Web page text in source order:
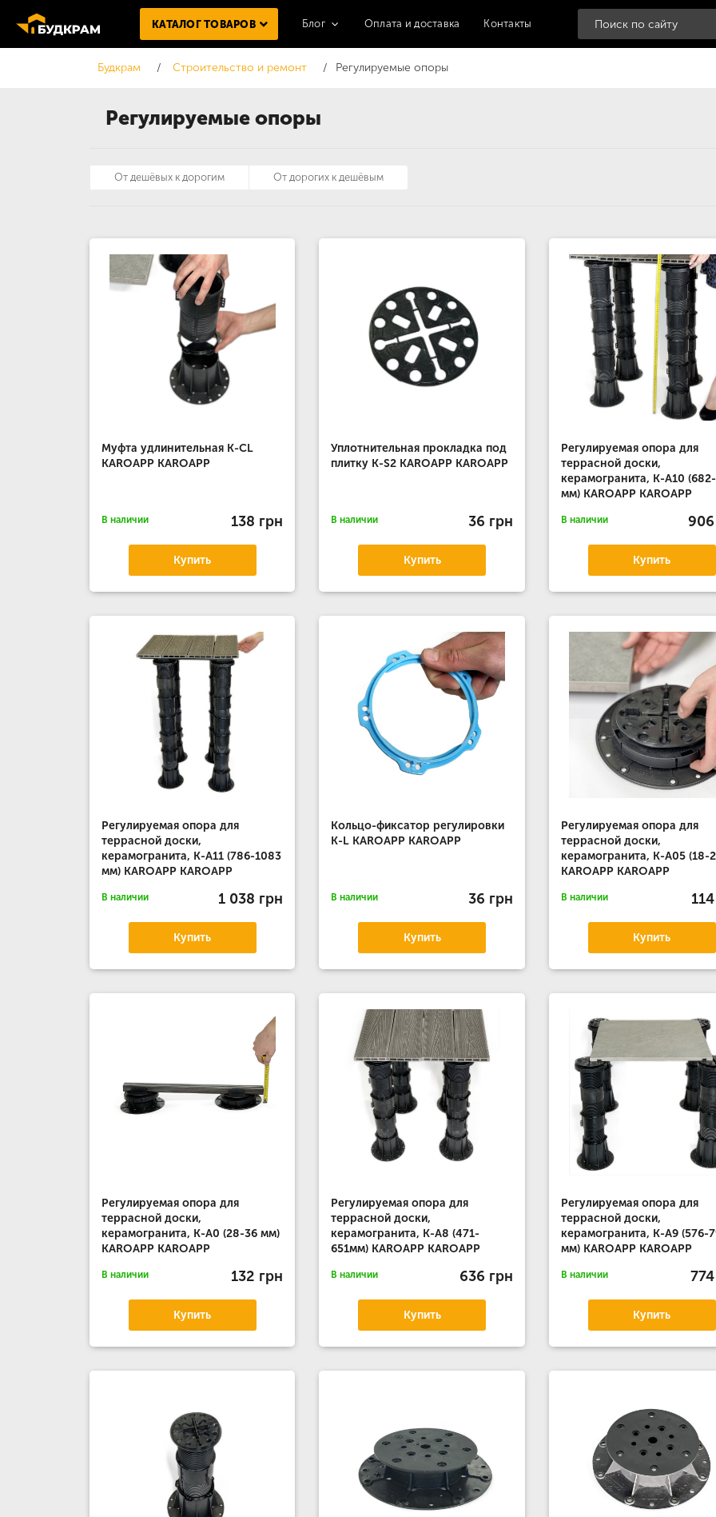
Регулируемые опоры
КАТАЛОГ ТОВАРОВ Блог Оплата и доставка Контакты
Будкрам Строительство и ремонт Регулируемые опоры
Муфта удлинительная K-CL
KAROAPP KAROAPP
В наличии 138 грн
Купить
Уплотнительная прокладка под
плитку K-S2 KAROAPP KAROAPP
В наличии 36 грн
Купить
Регулируемая опора для
террасной доски,
керамогранита, К-А10
мм) KAROAPP KAROAPP
В наличии
Купить
Регулируемая опора для
террасной доски,
керамогранита, К-А11 (786-1083
мм) KAROAPP KAROAPP
В наличии 1 038 грн
Купить
Кольцо-фиксатор регулировки
K-L KAROAPP KAROAPP
В наличии 36 грн
Купить
Регулируемая опора для
террасной доски,
керамогранита, К-А05 (18-
KAROAPP KAROAPP
В наличии
Купить
Регулируемая опора для
террасной доски,
керамогранита, К-А0 (28-36 мм)
KAROAPP KAROAPP
В наличии 132 грн
Купить
Регулируемая опора для
террасной доски,
керамогранита, К-А8 (471-
651мм) KAROAPP KAROAPP
В наличии 636 грн
Купить
Регулируемая опора для
террасной доски,
керамогранита, К-А9 (576-
мм) KAROAPP KAROAPP
В наличии
Купить
От дешёвых к дорогим От дорогих к дешёвым